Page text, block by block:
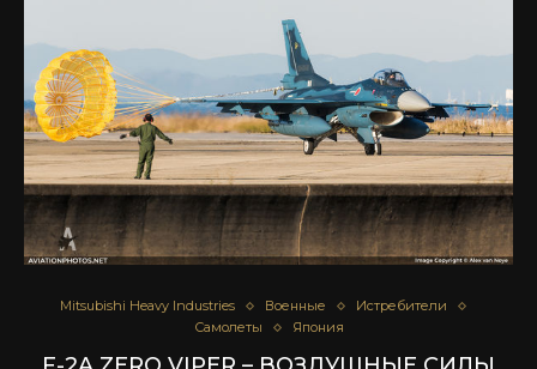
Mitsubishi Heavy Industries Военные
Истребители
Самолеты
Япония